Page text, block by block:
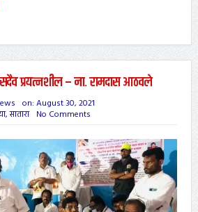
सदैव प्रयत्नशील – ना. रामदास आठवले
on: August 30, 2021
,सातारा No Comments